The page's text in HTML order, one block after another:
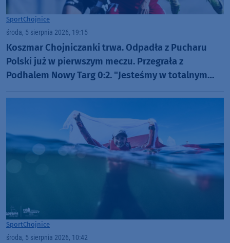
SportChojnice
środa, 5 sierpnia 2026, 19:15
Koszmar Chojniczanki trwa. Odpadła z Pucharu
Polski już w pierwszym meczu. Przegrała z
Podhalem Nowy Targ 0:2. "Jesteśmy w totalnym
SportChojnice
środa, 5 sierpnia 2026, 10:42